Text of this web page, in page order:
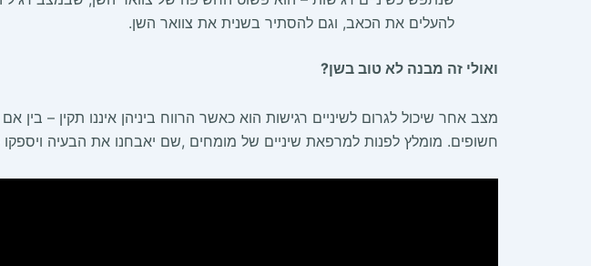
להעלים את הכאב, וגם להסתיר בשנית את צוואר השן.
ואולי זה מבנה לא טוב בשן?
מצב אחר שיכול לגרום לשיניים רגישות הוא כאשר הרווח ביניהן איננו תקין – בין
חשופים. מומלץ לפנות למרפאת שיניים של מומחים ,שם יאבחנו את הבעיה ויספקו